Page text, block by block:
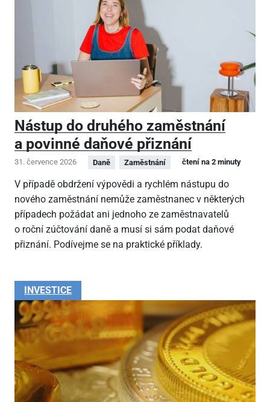
Nástup do druhého zaměstnání
a povinné daňové přiznání
31. července 2026 Daně Zaměstnání čtení na 2 minuty
V případě obdržení výpovědi a rychlém nástupu do
nového zaměstnání nemůže zaměstnanec v některých
případech požádat ani jednoho ze zaměstnavatelů
o roční zúčtování daně a musí si sám podat daňové
přiznání. Podívejme se na praktické příklady.
INVESTICE